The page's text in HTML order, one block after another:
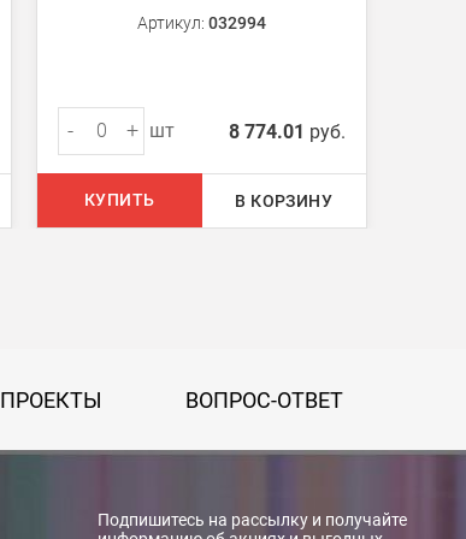
Артикул: 032994
- + шт 8 774.01 руб.
КУПИТЬ В КОРЗИНУ
ПРОЕКТЫ ВОПРОС-ОТВЕТ
Подпишитесь на рассылку и получайте